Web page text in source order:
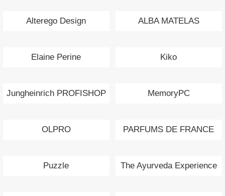
Alterego Design ALBA MATELAS
Elaine Perine Kiko
Jungheinrich PROFISHOP MemoryPC
OLPRO PARFUMS DE FRANCE
Puzzle The Ayurveda Experience